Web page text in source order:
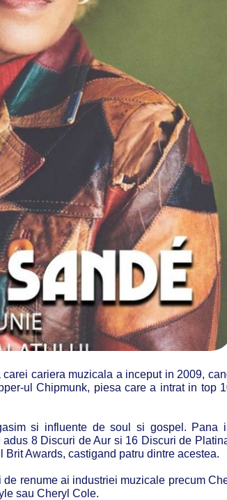
cariera muzicala a inceput in 2009,
ul Chipmunk, piesa care a intrat in top
si influente de soul si gospel. Pana
8 Discuri de Aur si 16 Discuri de
Awards, castigand patru dintre acestea.
renume ai industriei muzicale precum
sau Cheryl Cole.